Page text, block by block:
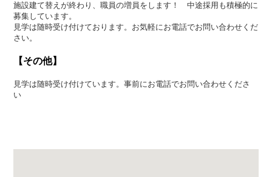
施設建て替えが終わり、職員の増員をします！ 中途採用も積極的に
募集しています。
見学は随時受け付けております。お気軽にお電話でお問い合わせくだ
さい。
【その他】
見学は随時受け付けています。事前にお電話でお問い合わせくださ
い